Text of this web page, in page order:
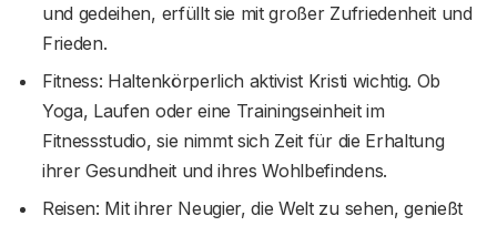
und gedeihen, erfüllt sie mit großer Zufriedenheit und
Frieden.
Fitness: Haltenkörperlich aktivist Kristi wichtig. Ob
Yoga, Laufen oder eine Trainingseinheit im
Fitnessstudio, sie nimmt sich Zeit für die Erhaltung
ihrer Gesundheit und ihres Wohlbefindens.
Reisen: Mit ihrer Neugier, die Welt zu sehen, genießt